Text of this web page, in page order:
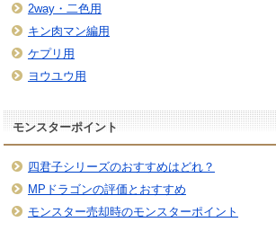
2way・二色用
キン肉マン編用
ケプリ用
ヨウユウ用
モンスターポイント
四君子シリーズのおすすめはどれ？
MPドラゴンの評価とおすすめ
モンスター売却時のモンスターポイント